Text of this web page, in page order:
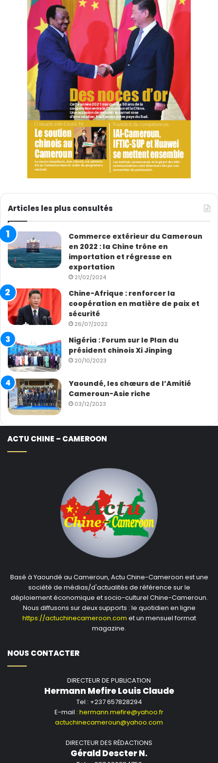
dans le monde.
Le peuple de la RPDC se réjouit sincèrement des
remarquables réalisations du peuple chinois frère, a
déclaré Kim, exprimant sa conviction que sous la
direction du PCC, avec Xi à sa tête, le grand peuple
chinois accomplira assurément de plus grandes
réalisations dans la construction d’un grand pays
socialiste moderne à tous égards, réalisant l’objectif du
deuxième centenaire et achevant le nouveau chemin
vers le grand renouveau de la nation chinoise.
(Source/photo : Xinhua)
Articles les plus consultés
Commerce extérieur du Cameroun
en 2022 : la Chine trône en
importation et régresse en
exportation
21/02/2024
Chine-Afrique : renforcer la
coopération en matière de paix et
sécurité
26/07/2022
Nigéria : Forum sur le Plan du
président chinois Xi Jinping
20/10/2023
Yaoundé, les chœurs de l’Amitié
Cameroun-Asie riche
03/12/2023
ACTU CHINE – CAMEROON
Basé à Yaoundé au Cameroun, Actu Chine-Cameroon est une
société de médias/d'actualités de référence sur le
déploiement économique et socio-culturel Chine-Cameroun.
Nous diffusons sur deux supports : le quotidien en ligne
https://actuchinecameroon.com et un mensuel format
magazine.
NOUS CONTACTER
DIRECTEUR DE PUBLICATION
Hermann Mefire Louis Claude
Tel : +237 657828294
E-mail : hermann.mefire@yahoo.fr
actuchinecameroun@yahoo.com
DIRECTEUR DES RÉDACTIONS
Gérald Descter N.